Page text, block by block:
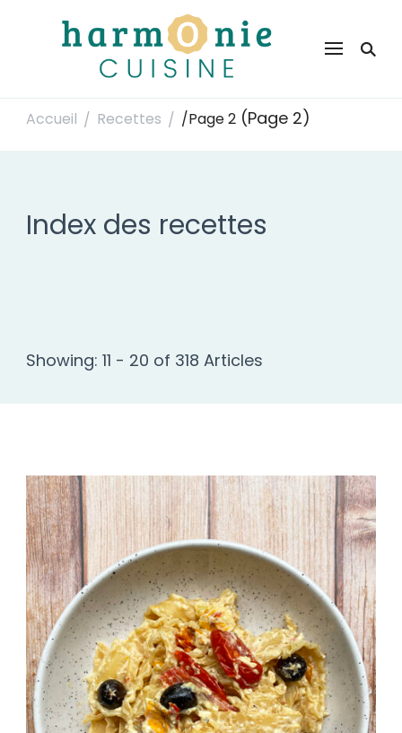
Harmonie Cuisine
Accueil / Recettes / /Page 2 (Page 2)
Index des recettes
Showing: 11 - 20 of 318 Articles